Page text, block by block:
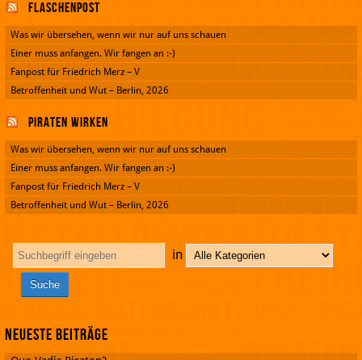
Flaschenpost
Was wir übersehen, wenn wir nur auf uns schauen
Einer muss anfangen. Wir fangen an :-)
Fanpost für Friedrich Merz – V
Betroffenheit und Wut – Berlin, 2026
Piraten wirken
Was wir übersehen, wenn wir nur auf uns schauen
Einer muss anfangen. Wir fangen an :-)
Fanpost für Friedrich Merz – V
Betroffenheit und Wut – Berlin, 2026
in
Neueste Beiträge